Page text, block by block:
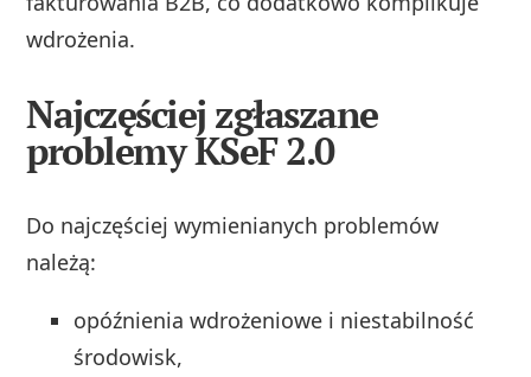
wdrożenia.
Najczęściej zgłaszane
problemy KSeF 2.0
Do najczęściej wymienianych problemów
należą:
opóźnienia wdrożeniowe i niestabilność
środowisk,